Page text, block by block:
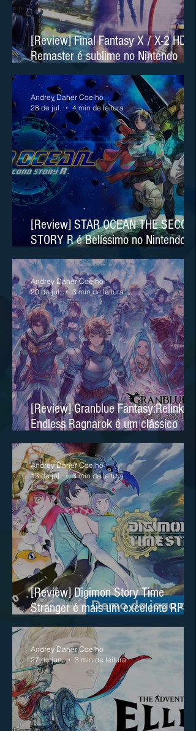
[Review] Final Fantasy X / X-2 HD
Remaster é sublime no Nintendo
Switch 2
[Review] STAR OCEAN THE SECOND
STORY R é Belíssimo no Nintendo
Switch 2
Andrey Daher Coelho
28 de jul.
4 min de leitura
[Review] Granblue Fantasy:Relink
Endless Ragnarok é um clássico
moderno no Nintendo Switch 2
Andrey Daher Coelho
20 de jul.
3 min de leitura
[Review] Digimon Story Time
Stranger é mais um excelente RPG
no Nintendo Switch 2
Andrey Daher Coelho
13 de jul.
3 min de leitura
Andrey Daher Coelho
27 de jun.
3 min de leitura